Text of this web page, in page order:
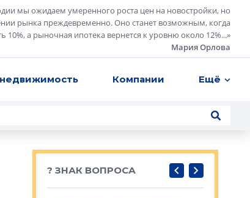
мы ожидаем умеренного роста цен на новостройки, но
рынка преждевременно. Оно станет возможным, когда
10%, а рыночная ипотека вернется к уровню около 12%...»
Мария Орлова
Компании Ещё
? ЗНАК ВОПРОСА